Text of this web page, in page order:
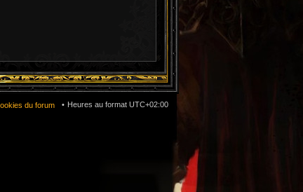
Heures au format UTC+02:00
du forum